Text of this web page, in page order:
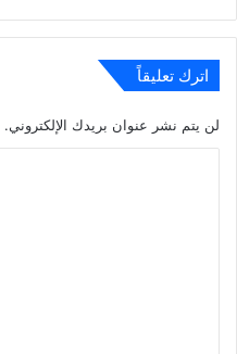
اترك تعليقاً
لن يتم نشر عنوان بريدك الإلكتروني.